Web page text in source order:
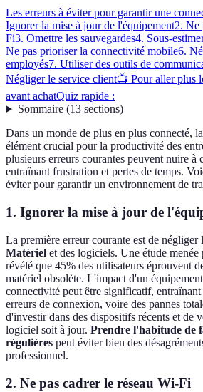
Les erreurs à éviter pour garantir une
Ignorer la mise à jour de l'équipement2. Ne
Fi3. Omettre les sauvegardes4. Sous-
Ne pas prioriser la connectivité mobile6.
employés7. Utiliser des outils de
Négliger le service client📺 Pour aller plus
avant achatQuiz rapide :
Sommaire(13 sections)
Dans un monde de plus en plus connecté, la
élément crucial pour la productivité des
plusieurs erreurs courantes peuvent nuire à
entraînant frustration et pertes de temps.
éviter pour garantir un environnement de
1. Ignorer la mise à jour de
La première erreur courante est de négliger
Matériel et des logiciels. Une étude menée
révélé que 45% des utilisateurs éprouvent
matériel obsolète. L'impact d'un
connectivité peut être significatif, entraînant
erreurs de connexion, voire des pannes
d'investir dans des dispositifs récents et de
logiciel soit à jour. Prendre l'habitude de
régulières peut éviter bien des
professionnel.
2. Ne pas cadrer le réseau Wi-Fi